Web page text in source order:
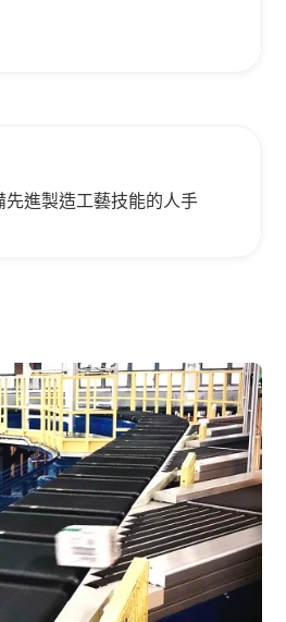
進製造工藝技能的人手